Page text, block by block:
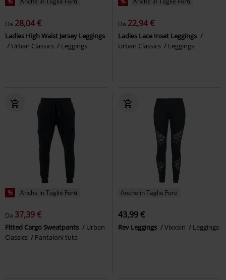
Da 28,04 €
Ladies High Waist Jersey Leggings
Urban Classics
Leggings
Da 22,94 €
Ladies Lace Inset Leggings
Urban Classics
Leggings
% Anche in Taglie Forti
Da 37,39 €
Fitted Cargo Sweatpants
Urban
Classics
Pantaloni tuta
Anche in Taglie Forti
43,99 €
Rev Leggings Vixxsin Leggings